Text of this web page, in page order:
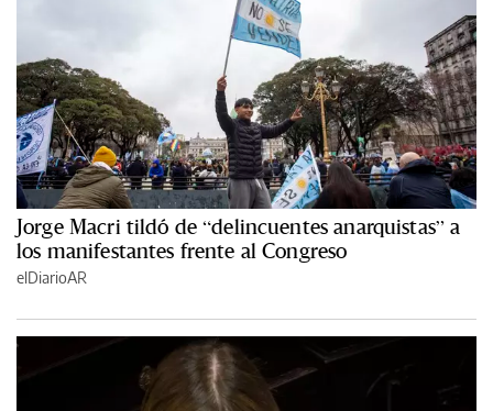
Jorge Macri tildó de “delincuentes anarquistas” a
los manifestantes frente al Congreso
elDiarioAR